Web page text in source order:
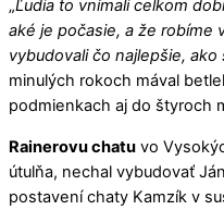
„Ľudia to vnímali celkom
aké je počasie, a že robíme
vybudovali čo najlepšie, ako
minulých rokoch mával
podmienkach aj do štyroch
Rainerovu chatu vo
útulňa, nechal vybudovať
postavení chaty Kamzík v